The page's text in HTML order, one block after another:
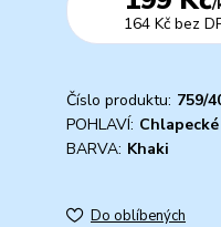
164 Kč bez
Číslo produktu: 759/
POHLAVÍ: Chlapecké
BARVA: Khaki
Do oblíbených